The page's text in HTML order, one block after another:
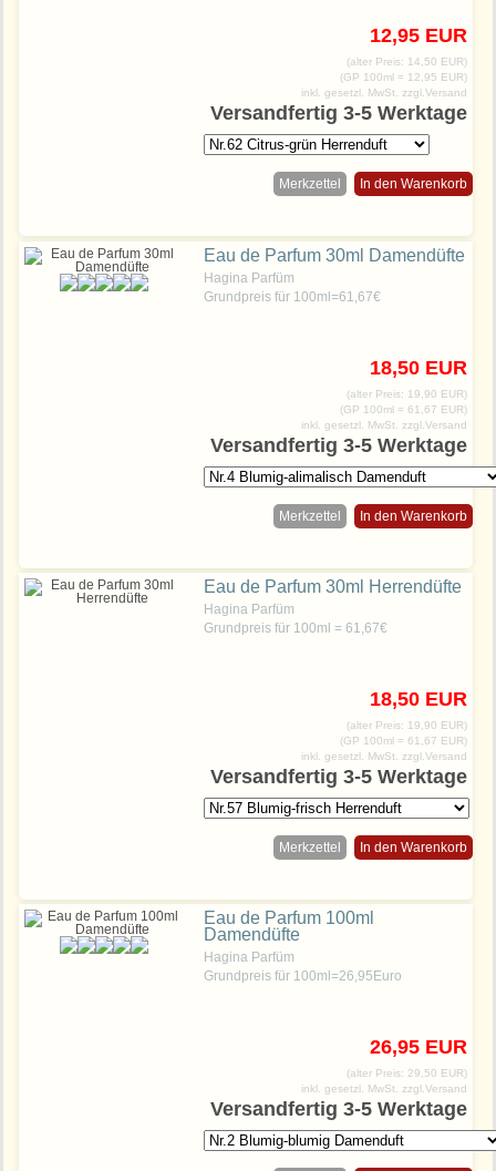
12,95 EUR
(alter Preis: 14,50 EUR)
(GP 100ml = 12,95 EUR)
inkl. gesetzl. MwSt. zzgl.Versand
Versandfertig 3-5 Werktage
In den Warenkorb
Merkzettel
Eau de Parfum 30ml Damendüfte
Hagina Parfüm
Grundpreis für 100ml=61,67€
18,50 EUR
(alter Preis: 19,90 EUR)
(GP 100ml = 61,67 EUR)
inkl. gesetzl. MwSt.
zzgl.Versand
Versandfertig 3-5 Werktage
In den Warenkorb
Merkzettel
Eau de Parfum 30ml Herrendüfte
Hagina Parfüm
Grundpreis für 100ml = 61,67€
18,50 EUR
(alter Preis: 19,90 EUR)
(GP 100ml = 61,67 EUR)
inkl. gesetzl. MwSt.
zzgl.Versand
Versandfertig 3-5 Werktage
In den Warenkorb
Merkzettel
Eau de Parfum 100ml
Damendüfte
Hagina Parfüm
Grundpreis für 100ml=26,95Euro
26,95 EUR
(alter Preis: 29,50 EUR)
inkl. gesetzl. MwSt.
zzgl.Versand
Versandfertig 3-5 Werktage